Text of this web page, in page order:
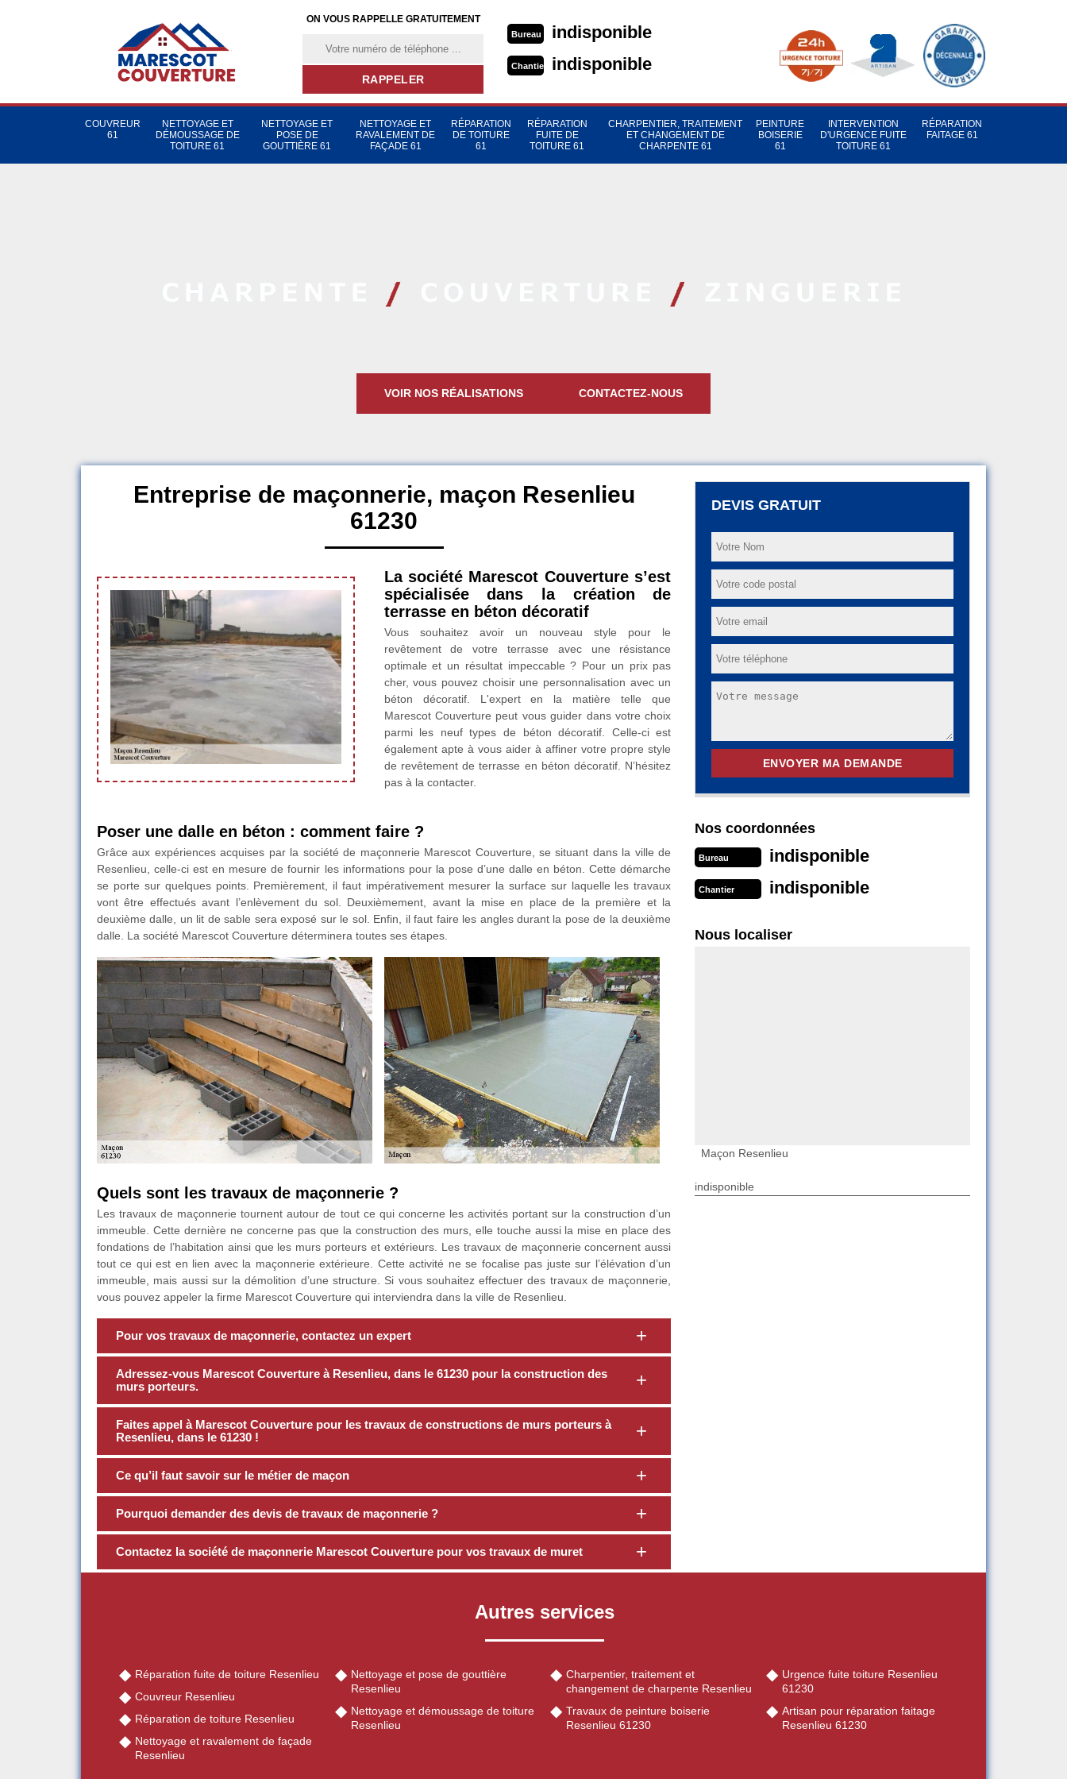
ON VOUS RAPPELLE GRATUITEMENT
Bureau indisponible
Chantier indisponible
COUVREUR
61
NETTOYAGE ET
DÉMOUSSAGE DE
TOITURE 61
NETTOYAGE ET
POSE DE
GOUTTIÈRE 61
NETTOYAGE ET
RAVALEMENT DE
FAÇADE 61
RÉPARATION
DE TOITURE
61
RÉPARATION
FUITE DE
TOITURE 61
CHARPENTIER, TRAITEMENT
ET CHANGEMENT DE
CHARPENTE 61
PEINTURE
BOISERIE
61
INTERVENTION
D'URGENCE FUITE
TOITURE 61
RÉPARATION
FAITAGE 61
VOIR NOS RÉALISATIONS CONTACTEZ-NOUS
Entreprise de maçonnerie, maçon Resenlieu
61230
La société Marescot Couverture s’est
spécialisée dans la création de
terrasse en béton décoratif
Vous souhaitez avoir un nouveau style pour le
revêtement de votre terrasse avec une résistance
optimale et un résultat impeccable ? Pour un prix pas
cher, vous pouvez choisir une personnalisation avec un
béton décoratif. L'expert en la matière telle que
Marescot Couverture peut vous guider dans votre choix
parmi les neuf types de béton décoratif. Celle-ci est
également apte à vous aider à affiner votre propre style
de revêtement de terrasse en béton décoratif. N’hésitez
pas à la contacter.
Poser une dalle en béton : comment faire ?
Grâce aux expériences acquises par la société de maçonnerie Marescot Couverture, se situant dans la ville de
Resenlieu, celle-ci est en mesure de fournir les informations pour la pose d’une dalle en béton. Cette démarche
se porte sur quelques points. Premièrement, il faut impérativement mesurer la surface sur laquelle les travaux
vont être effectués avant l’enlèvement du sol. Deuxièmement, avant la mise en place de la première et la
deuxième dalle, un lit de sable sera exposé sur le sol. Enfin, il faut faire les angles durant la pose de la deuxième
dalle. La société Marescot Couverture déterminera toutes ses étapes.
Quels sont les travaux de maçonnerie ?
Les travaux de maçonnerie tournent autour de tout ce qui concerne les activités portant sur la construction d’un
immeuble. Cette dernière ne concerne pas que la construction des murs, elle touche aussi la mise en place des
fondations de l’habitation ainsi que les murs porteurs et extérieurs. Les travaux de maçonnerie concernent aussi
tout ce qui est en lien avec la maçonnerie extérieure. Cette activité ne se focalise pas juste sur l’élévation d’un
immeuble, mais aussi sur la démolition d’une structure. Si vous souhaitez effectuer des travaux de maçonnerie,
vous pouvez appeler la firme Marescot Couverture qui interviendra dans la ville de Resenlieu.
Pour vos travaux de maçonnerie, contactez un expert
Adressez-vous Marescot Couverture à Resenlieu, dans le 61230 pour la construction des
murs porteurs.
Faites appel à Marescot Couverture pour les travaux de constructions de murs porteurs à
Resenlieu, dans le 61230 !
Ce qu’il faut savoir sur le métier de maçon
Pourquoi demander des devis de travaux de maçonnerie ?
Contactez la société de maçonnerie Marescot Couverture pour vos travaux de muret
DEVIS GRATUIT
Nos coordonnées
Bureau indisponible
Chantier indisponible
Nous localiser
Maçon Resenlieu
indisponible
Autres services
Réparation fuite de toiture Resenlieu
Couvreur Resenlieu
Réparation de toiture Resenlieu
Nettoyage et ravalement de façade
Resenlieu
Nettoyage et pose de gouttière
Resenlieu
Nettoyage et démoussage de toiture
Resenlieu
Charpentier, traitement et
changement de charpente Resenlieu
Travaux de peinture boiserie
Resenlieu 61230
Urgence fuite toiture Resenlieu
61230
Artisan pour réparation faitage
Resenlieu 61230